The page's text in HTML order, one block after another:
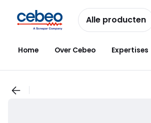
naar
navigatie
naar
inhoud
Alle producten
Home Over Cebeo Expertises